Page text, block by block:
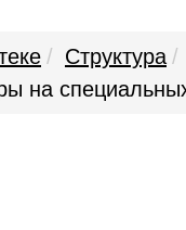
Структура
на